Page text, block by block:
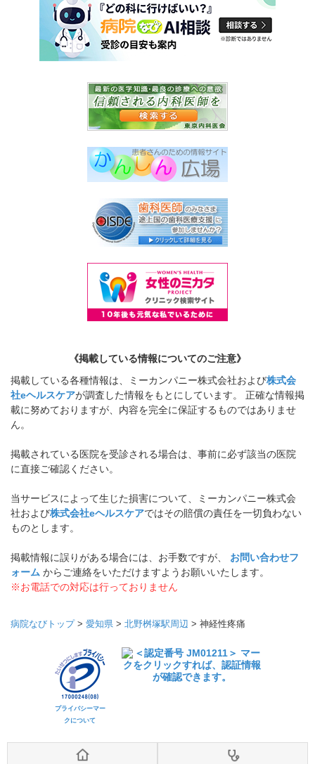
《掲載している情報についてのご注意》
掲載している各種情報は、ミーカンパニー株式会社および株式会
社eヘルスケアが調査した情報をもとにしています。 正確な情報掲
載に努めておりますが、内容を完全に保証するものではありませ
ん。
掲載されている医院を受診される場合は、事前に必ず該当の医院
に直接ご確認ください。
当サービスによって生じた損害について、ミーカンパニー株式会
社および株式会社eヘルスケアではその賠償の責任を一切負わない
ものとします。
掲載情報に誤りがある場合には、お手数ですが、 お問い合わせフ
ォーム からご連絡をいただけますようお願いいたします。
※お電話での対応は行っておりません
病院なびトップ> 愛知県 > 北野桝塚駅周辺 > 神経性疼痛
プライバシーマー
クについて